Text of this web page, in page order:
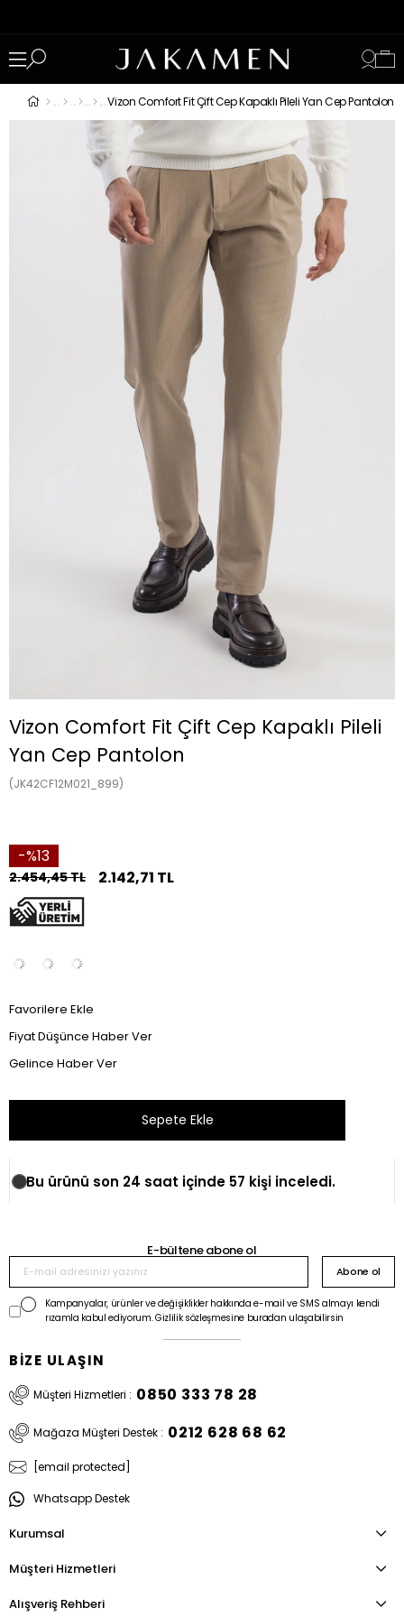
Vizon Comfort Fit Çift Cep Kapaklı Pileli Yan Cep Pantolon
Vizon Comfort Fit Çift Cep Kapaklı Pileli
Yan Cep Pantolon
(JK42CF12M021_899)
13
2.454,45 TL 2.142,71 TL
Favorilere Ekle
Fiyat Düşünce Haber Ver
Gelince Haber Ver
E-bültene abone ol
Abone ol
Kampanyalar, ürünler ve değişiklikler hakkında e-mail ve SMS almayı kendi
rızamla kabul ediyorum. Gizlilik sözleşmesine buradan ulaşabilirsin
BİZE ULAŞIN
Müşteri Hizmetleri : 0850 333 78 28
Mağaza Müşteri Destek : 0212 628 68 62
[email protected]
Whatsapp Destek
Kurumsal
Müşteri Hizmetleri
Alışveriş Rehberi